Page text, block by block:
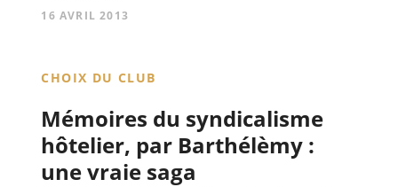
16 AVRIL 2013
CHOIX DU CLUB
Mémoires du syndicalisme
hôtelier, par Barthélèmy :
une vraie saga